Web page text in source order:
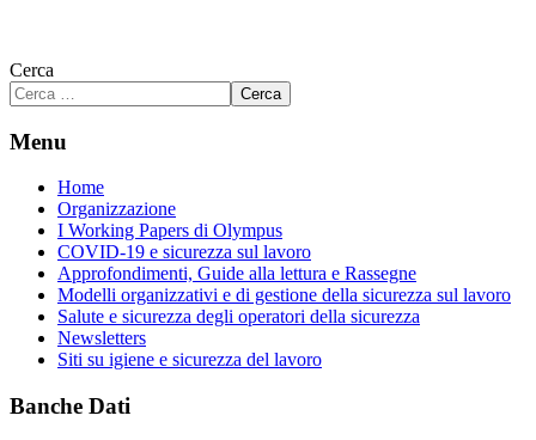
Cerca
Cerca
Menu
Home
Organizzazione
I Working Papers di Olympus
COVID-19 e sicurezza sul lavoro
Approfondimenti, Guide alla lettura e Rassegne
Modelli organizzativi e di gestione della sicurezza sul lavoro
Salute e sicurezza degli operatori della sicurezza
Newsletters
Siti su igiene e sicurezza del lavoro
Banche Dati